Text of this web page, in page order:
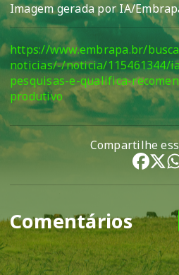
Imagem gerada por IA/
https://www.embrapa.br/
noticias/-/noticia/115461344/
pesquisas-e-qualifica-
produtivo
Compartilhe
Comentários